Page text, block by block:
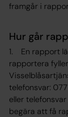
framgår i
Hur går
1. En rapport
rapportera
telefonsvar:
eller
begära att få